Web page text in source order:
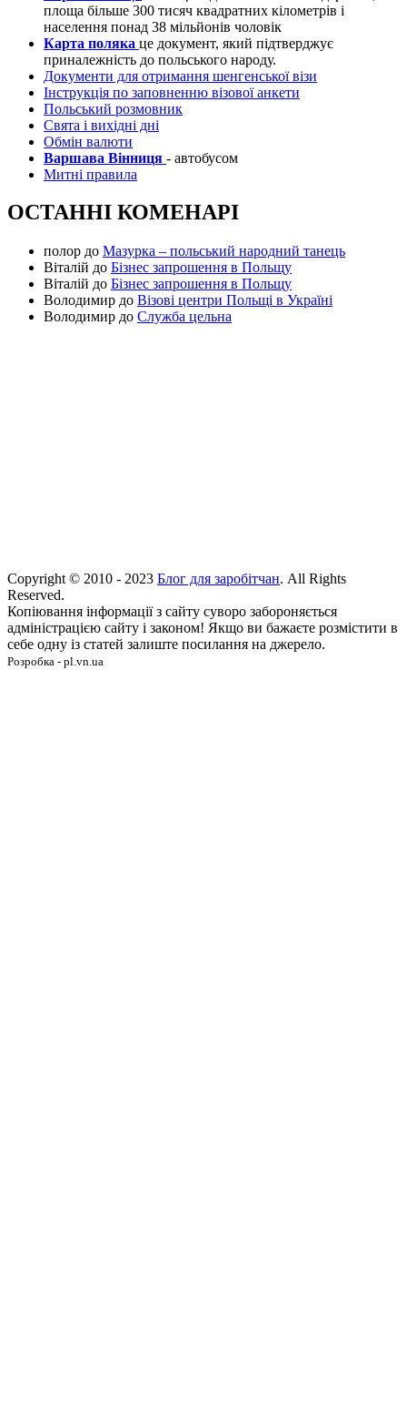
площа більше 300 тисяч квадратних кілометрів і
населення понад 38 мільйонів чоловік
Карта поляка це документ, який підтверджує
приналежність до польського народу.
Документи для отримання шенгенської візи
Інструкція по заповненню візової анкети
Польський розмовник
Свята і вихідні дні
Обмін валюти
Варшава Вінниця - автобусом
Митні правила
ОСТАННІ КОМЕНАРІ
полор до Мазурка – польський народний танець
Віталій до Бізнес запрошення в Польщу
Віталій до Бізнес запрошення в Польщу
Володимир до Візові центри Польщі в Україні
Володимир до Служба цельна
Copyright © 2010 - 2023 Блог для заробітчан. All Rights
Reserved.
Копіювання інформації з сайту суворо забороняється
адміністрацією сайту і законом! Якщо ви бажаєте розмістити в
себе одну із статей залиште посилання на джерело.
Розробка - pl.vn.ua